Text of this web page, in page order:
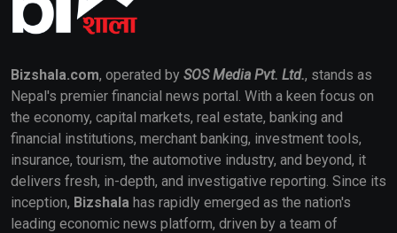
Bizshala.com, operated by SOS Media Pvt. Ltd., stands as
Nepal's premier financial news portal. With a keen focus on
the economy, capital markets, real estate, banking and
financial institutions, merchant banking, investment tools,
insurance, tourism, the automotive industry, and beyond, it
delivers fresh, in-depth, and investigative reporting. Since its
inception, Bizshala has rapidly emerged as the nation's
leading economic news platform, driven by a team of